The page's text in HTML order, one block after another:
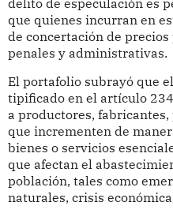
que quienes incurran en
de concertación de
penales y administrativas.
El portafolio subrayó que
tipificado en el artículo
a productores,
que incrementen de
bienes o servicios
que afectan el
población, tales como
naturales, crisis